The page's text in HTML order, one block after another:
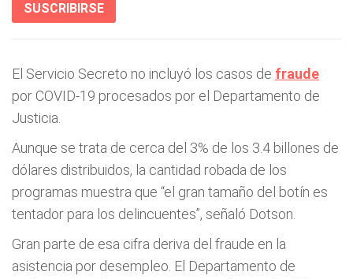
SUSCRIBIRSE
El Servicio Secreto no incluyó los casos de fraude
por COVID-19 procesados por el Departamento de
Justicia.
Aunque se trata de cerca del 3% de los 3.4 billones de
dólares distribuidos, la cantidad robada de los
programas muestra que “el gran tamaño del botín es
tentador para los delincuentes”, señaló Dotson.
Gran parte de esa cifra deriva del fraude en la
asistencia por desempleo. El Departamento de